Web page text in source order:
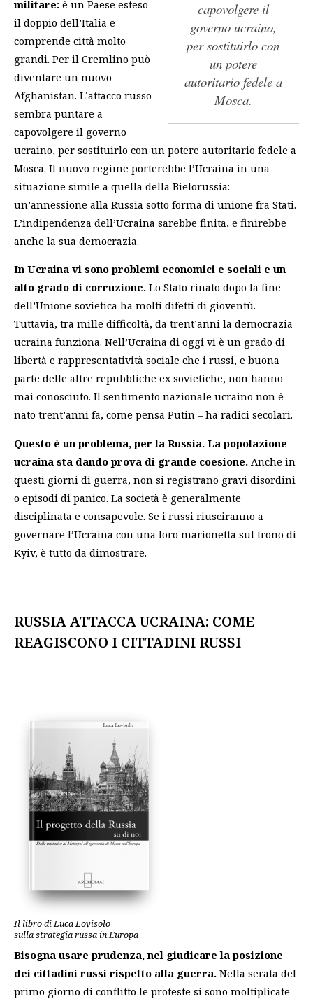
capovolgere il
governo ucraino,
per sostituirlo con
un potere
autoritario fedele a
Mosca.
militare: è un Paese esteso
il doppio dell’Italia e
comprende città molto
grandi. Per il Cremlino può
diventare un nuovo
Afghanistan. L’attacco russo
sembra puntare a
capovolgere il governo
ucraino, per sostituirlo con un potere autoritario fedele a
Mosca. Il nuovo regime porterebbe l’Ucraina in una
situazione simile a quella della Bielorussia:
un’annessione alla Russia sotto forma di unione fra Stati.
L’indipendenza dell’Ucraina sarebbe finita, e finirebbe
anche la sua democrazia.
In Ucraina vi sono problemi economici e sociali e un
alto grado di corruzione. Lo Stato rinato dopo la fine
dell’Unione sovietica ha molti difetti di gioventù.
Tuttavia, tra mille difficoltà, da trent’anni la democrazia
ucraina funziona. Nell’Ucraina di oggi vi è un grado di
libertà e rappresentatività sociale che i russi, e buona
parte delle altre repubbliche ex sovietiche, non hanno
mai conosciuto. Il sentimento nazionale ucraino non è
nato trent’anni fa, come pensa Putin – ha radici secolari.
Questo è un problema, per la Russia. La popolazione
ucraina sta dando prova di grande coesione. Anche in
questi giorni di guerra, non si registrano gravi disordini
o episodi di panico. La società è generalmente
disciplinata e consapevole. Se i russi riusciranno a
governare l’Ucraina con una loro marionetta sul trono di
Kyiv, è tutto da dimostrare.
RUSSIA ATTACCA UCRAINA: COME
REAGISCONO I CITTADINI RUSSI
Il libro di Luca Lovisolo
sulla strategia russa in Europa
Bisogna usare prudenza, nel giudicare la posizione
dei cittadini russi rispetto alla guerra. Nella serata del
primo giorno di conflitto le proteste si sono moltiplicate